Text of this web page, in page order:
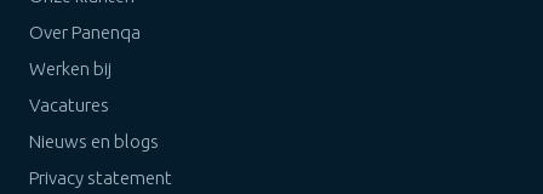
Over Panenqa
Werken bij
Vacatures
Nieuws en blogs
Privacy statement